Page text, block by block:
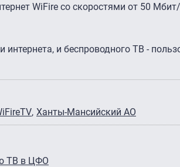
WiFire со скоростями от 50
и беспроводного ТВ -
Ханты-Мансийский АО
ТВ в ЦФО